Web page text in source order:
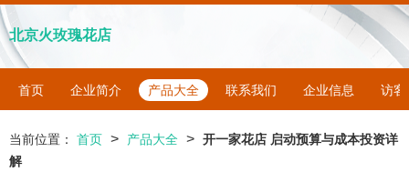
北京火玫瑰花店
首页 企业简介 产品大全 联系我们 企业信息 访客
当前位置： 首页 > 产品大全 > 开一家花店 启动预算与成本投资详
解